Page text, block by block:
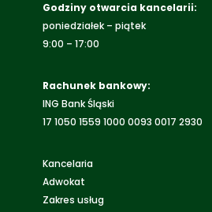
Godziny otwarcia kancelarii:
poniedziałek – piątek
9:00 – 17:00
Rachunek bankowy:
ING Bank Śląski
17 1050 1559 1000 0093 0017 2930
Kancelaria
Adwokat
Zakres usług